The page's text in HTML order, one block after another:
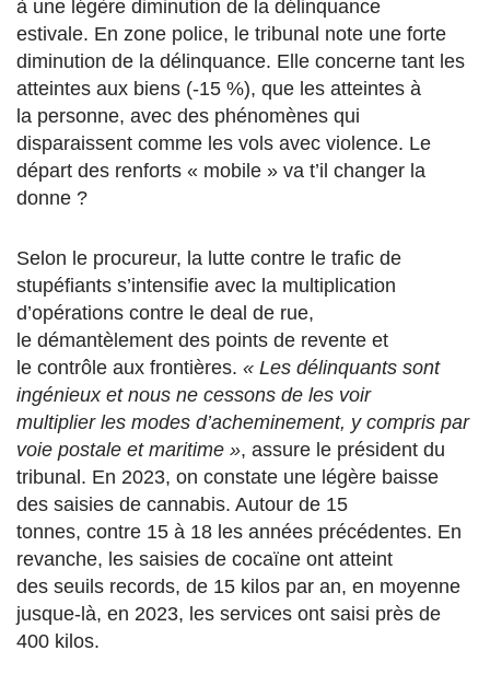
à une légère diminution de la délinquance
estivale. En zone police, le tribunal note une forte
diminution de la délinquance. Elle concerne tant les
atteintes aux biens (-15 %), que les atteintes à
la personne, avec des phénomènes qui
disparaissent comme les vols avec violence. Le
départ des renforts « mobile » va t’il changer la
donne ?
Selon le procureur, la lutte contre le trafic de
stupéfiants s’intensifie avec la multiplication
d’opérations contre le deal de rue,
le démantèlement des points de revente et
le contrôle aux frontières. « Les délinquants sont
ingénieux et nous ne cessons de les voir
multiplier les modes d’acheminement, y compris par
voie postale et maritime », assure le président du
tribunal. En 2023, on constate une légère baisse
des saisies de cannabis. Autour de 15
tonnes, contre 15 à 18 les années précédentes. En
revanche, les saisies de cocaïne ont atteint
des seuils records, de 15 kilos par an, en moyenne
jusque-là, en 2023, les services ont saisi près de
400 kilos.